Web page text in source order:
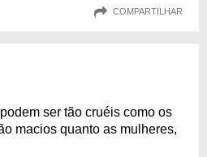
COMPARTILHAR
ser tão cruéis como os
macios quanto as mulheres,